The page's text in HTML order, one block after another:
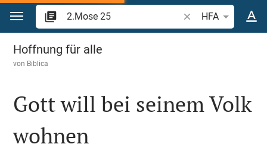
Zum Inhalt springen
Bibelstelle oder
HFA
2.Mose 25
Hoffnung für alle
von Biblica
Gott will bei seinem Volk
wohnen